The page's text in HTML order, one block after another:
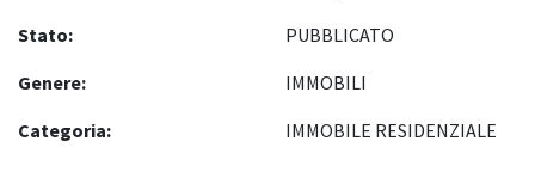
Stato:
PUBBLICATO
Genere:
IMMOBILI
Categoria:
IMMOBILE RESIDENZIALE